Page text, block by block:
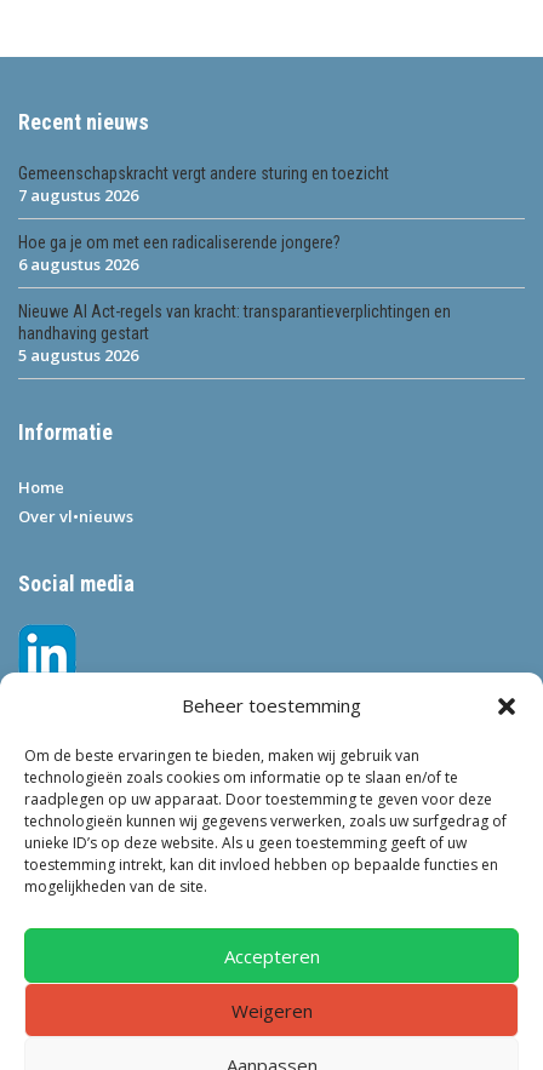
Beheer toestemming
Om de beste ervaringen te bieden, maken wij gebruik van
technologieën zoals cookies om informatie op te slaan en/of te
raadplegen op uw apparaat. Door toestemming te geven voor deze
technologieën kunnen wij gegevens verwerken, zoals uw surfgedrag of
unieke ID’s op deze website. Als u geen toestemming geeft of uw
toestemming intrekt, kan dit invloed hebben op bepaalde functies en
mogelijkheden van de site.
Accepteren
Weigeren
Aanpassen
Recent nieuws
Gemeenschapskracht vergt andere sturing en toezicht
7 augustus 2026
Hoe ga je om met een radicaliserende jongere?
6 augustus 2026
Nieuwe AI Act-regels van kracht: transparantieverplichtingen en
handhaving gestart
5 augustus 2026
Informatie
Home
Over vl•nieuws
Social media
Tags
VEILIGHEID LEEFBAARHEID
OM KINDEREN
ONDERMIJNING